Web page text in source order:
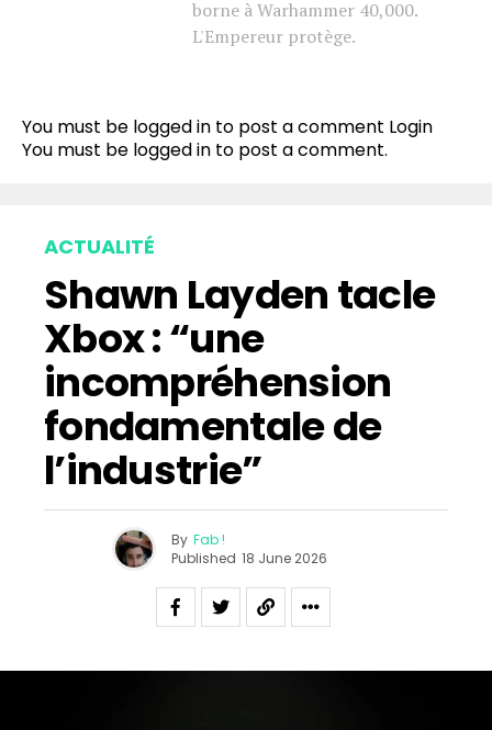
borne à Warhammer 40,000.
L'Empereur protège.
You must be logged in to post a comment Login
You must be logged in to post a comment.
ACTUALITÉ
Shawn Layden tacle
Xbox : “une
incompréhension
fondamentale de
l’industrie”
By Fab !
Published 18 June 2026